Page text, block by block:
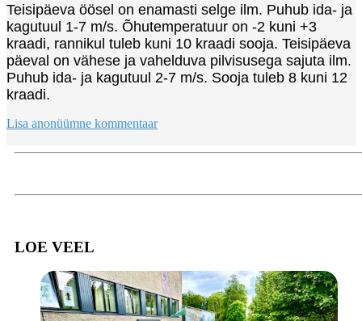
Teisipäeva öösel on enamasti selge ilm. Puhub ida- ja
kagutuul 1-7 m/s. Õhutemperatuur on -2 kuni +3
kraadi, rannikul tuleb kuni 10 kraadi sooja. Teisipäeva
päeval on vähese ja vahelduva pilvisusega sajuta ilm.
Puhub ida- ja kagutuul 2-7 m/s. Sooja tuleb 8 kuni 12
kraadi.
Lisa anonüümne kommentaar
LOE VEEL